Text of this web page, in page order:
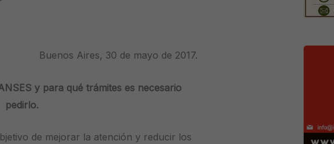
Buenos Aires, 30 de mayo de 2017.
y para qué trámites es necesario
pedirlo.
de mejorar la atención y reducir los